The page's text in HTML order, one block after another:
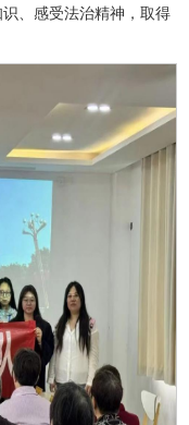
、感受法治精神，取得